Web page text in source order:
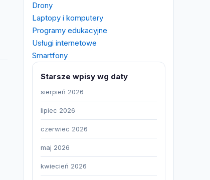
Drony
Laptopy i komputery
Programy edukacyjne
Usługi internetowe
Smartfony
Starsze wpisy wg daty
sierpień 2026
lipiec 2026
czerwiec 2026
maj 2026
kwiecień 2026